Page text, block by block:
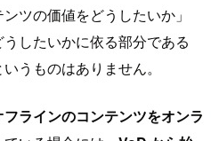
ツの価値をどうしたいか」
したいかに依る部分である
うものはありません。
ラインのコンテンツをオンラ